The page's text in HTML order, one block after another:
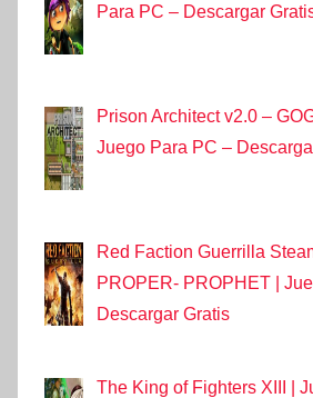
Para PC – Descargar
Prison Architect v2.0 –
Juego Para PC –
Red Faction Guerrilla
PROPER- PROPHET |
Descargar Gratis
The King of Fighters XIII |